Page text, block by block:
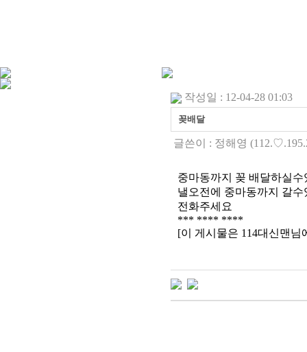
작성일 : 12-04-28 01:03
꽂배달
글쓴이 : 정해영
중마동까지 꽂 배달하실수
낼오전에 중마동까지 갈수
전화주세요
*** **** ****
[이 게시물은 114대신맨님